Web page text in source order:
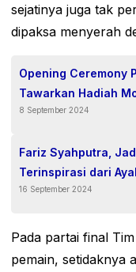
sejatinya juga tak
dipaksa menyerah
Opening Ceremony
Tawarkan Hadiah
Penonton
8 September 2024
Fariz Syahputra,
Terinspirasi dari
Berprestasi PON XXI
16 September 2024
Pada partai final
pemain, setidaknya